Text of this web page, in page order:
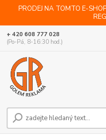
PRODEJ NA TOMTO E-
+ 420 608 777 028
(Po-Pá, 8-16:30 hod.)